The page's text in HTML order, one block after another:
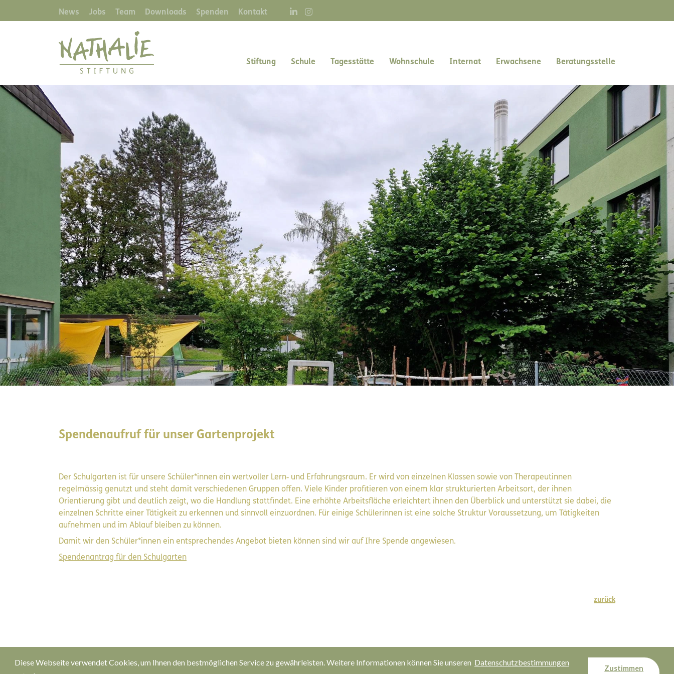
Diese Webseite verwendet Cookies, um Ihnen den bestmöglichen Service zu gewährleisten. Weitere Informationen können Sie unseren Datenschutzbestimmungen
Zustimmen
zum
News Jobs Team Downloads Spenden Kontakt
Main navigation right
Stiftung Schule Tagesstätte Wohnschule Internat Erwachsene Beratungsstelle
Spendenaufruf für unser Gartenprojekt
Der Schulgarten ist für unsere Schüler*innen ein wertvoller Lern‑ und Erfahrungsraum. Er wird von einzelnen Klassen sowie von Therapeutinnen
regelmässig genutzt und steht damit verschiedenen Gruppen offen. Viele Kinder profitieren von einem klar strukturierten Arbeitsort, der ihnen
Orientierung gibt und deutlich zeigt, wo die Handlung stattfindet. Eine erhöhte Arbeitsfläche erleichtert ihnen den Überblick und unterstützt sie dabei, die
einzelnen Schritte einer Tätigkeit zu erkennen und sinnvoll einzuordnen. Für einige Schülerinnen ist eine solche Struktur Voraussetzung, um Tätigkeiten
aufnehmen und im Ablauf bleiben zu können.
Damit wir den Schüler*innen ein entsprechendes Angebot bieten können sind wir auf Ihre Spende angewiesen.
Spendenantrag für den Schulgarten
zurück
Melde-/Präventionsstelle